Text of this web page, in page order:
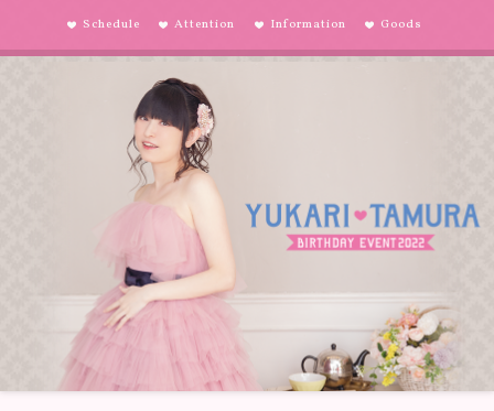
Schedule Attention Information Goods